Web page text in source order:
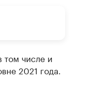
том числе и
2021 года.